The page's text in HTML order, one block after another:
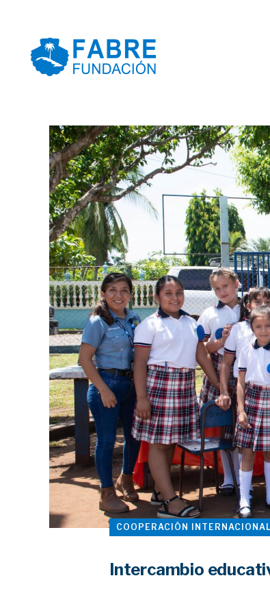
COOPERACIÓN INTERNACIONAL
Intercambio